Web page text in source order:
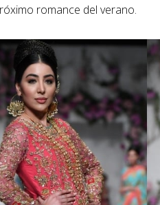
romance del verano.